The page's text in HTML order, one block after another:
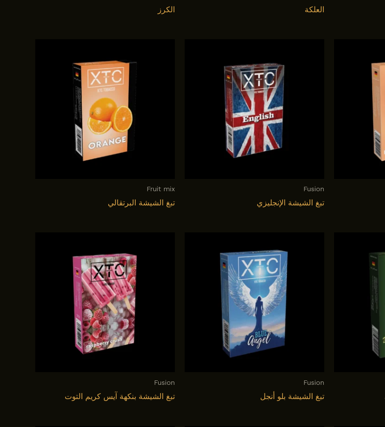
العلكة الكرز
Fusion
تبغ الشيشة الإنجليزي
Fruit mix
تبغ الشيشة البرتقالي
Fusion
تبغ الشيشة بلو أنجل
Fusion
تبغ الشيشة بنكهة آيس كريم التوت